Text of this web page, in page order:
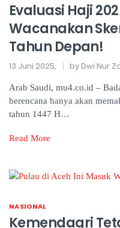
Evaluasi Haji
Wacanakan
Tahun Depan!
13 Juni 2025, by Dwi Nur
Arab Saudi, mu4.co.id –
berencana hanya akan
tahun 1447 H…
Read More
NASIONAL
Kemendagri